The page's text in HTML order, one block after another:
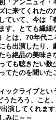
「アンニュイ・
に来てくれた
ていて、今は「
す。とても繊
とは、70年代
も出演したり、
ら絶品の美味さ
ても聴きたい
てたのを聞いた
ックライブとい
うたろう、こと
演してくれま
みに～～